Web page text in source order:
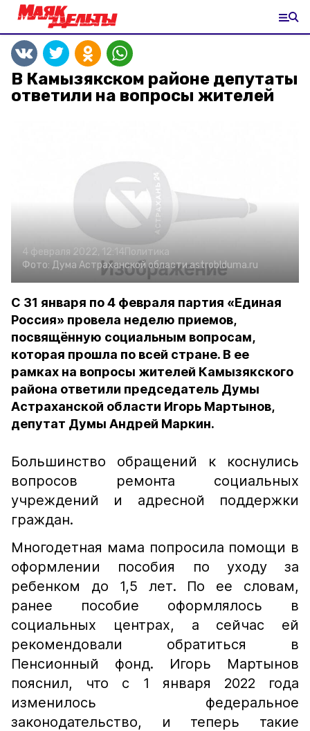
В Камызякском районе депутаты
ответили на вопросы жителей
4 февраля 2022, 12:14Политика
Фото: Дума Астраханской областиastroblduma.ru
С 31 января по 4 февраля партия «Единая
Россия» провела неделю приемов,
посвящённую социальным вопросам,
которая прошла по всей стране. В ее
рамках на вопросы жителей Камызякского
района ответили председатель Думы
Астраханской области Игорь Мартынов,
депутат Думы Андрей Маркин.
Большинство обращений к коснулись
вопросов ремонта социальных
учреждений и адресной поддержки
граждан.
Многодетная мама попросила помощи в
оформлении пособия по уходу за
ребенком до 1,5 лет. По ее словам,
ранее пособие оформлялось в
социальных центрах, а сейчас ей
рекомендовали обратиться в
Пенсионный фонд. Игорь Мартынов
пояснил, что с 1 января 2022 года
изменилось федеральное
законодательство, и теперь такие